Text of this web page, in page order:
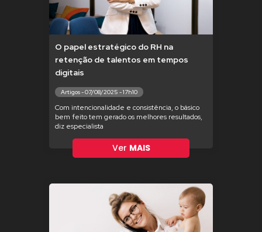
O papel estratégico do RH na
retenção de talentos em tempos
digitais
Artigos - 07/08/2025 - 17h10
Com intencionalidade e consistência, o básico
bem feito tem gerado os melhores resultados,
diz especialista
Ver MAIS